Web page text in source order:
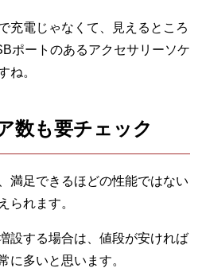
充電じゃなくて、見えるところ
ポートのあるアクセサリーソケ
ね。
数も要チェック
満足できるほどの性能ではない
られます。
設する場合は、値段が安ければ
に多いと思います。